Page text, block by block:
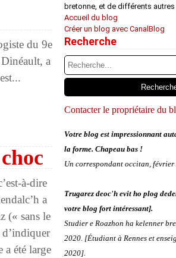
du 9e
a
à-dire
a
(« sans le
a été large
bretonne, et de différents
Accueil du blog
Créer un blog avec CanalBlog
Recherche
Contacter le propriétaire du
Votre blog est impressionnant
la forme. Chapeau bas !
Un correspondant occitan, février
Trugarez deoc'h evit ho plog
votre blog fort intéressant].
Studier e Roazhon ha kelenner
2020. [Étudiant à Rennes et
2020].